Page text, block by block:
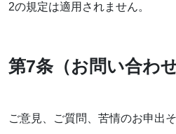
2の規定は適用されません。
第7条（お問い合わせ
ご意見、ご質問、苦情のお申出